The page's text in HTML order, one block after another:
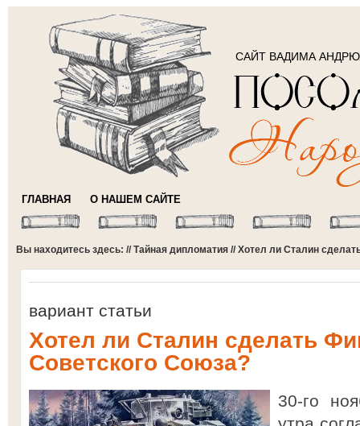
САЙТ ВАДИМА
ГЛАВНАЯ О НАШЕМ САЙТЕ
Вы находитесь здесь: //Тайная дипломатия // Хотел ли Сталин
вариант статьи
Хотел ли Сталин сделать
Советского Союза?
30-го